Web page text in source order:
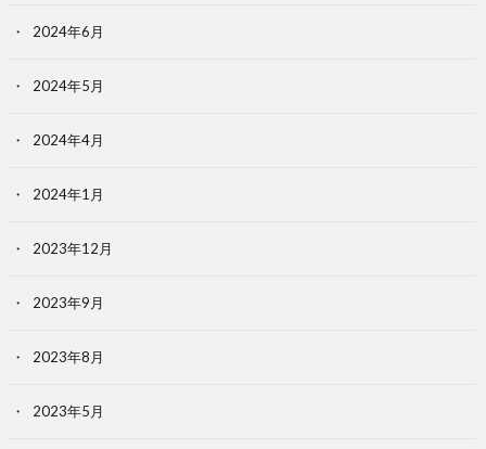
2024年6月
2024年5月
2024年4月
2024年1月
2023年12月
2023年9月
2023年8月
2023年5月